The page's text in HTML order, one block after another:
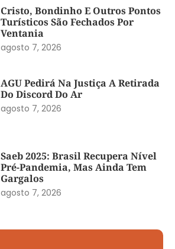
Cristo, Bondinho E Outros Pontos
Turísticos São Fechados Por
Ventania
agosto 7, 2026
AGU Pedirá Na Justiça A Retirada
Do Discord Do Ar
agosto 7, 2026
Saeb 2025: Brasil Recupera Nível
Pré-Pandemia, Mas Ainda Tem
Gargalos
agosto 7, 2026